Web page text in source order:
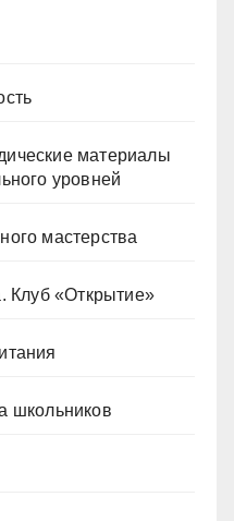
материалы
уровней
мастерства
Клуб «Открытие»
школьников